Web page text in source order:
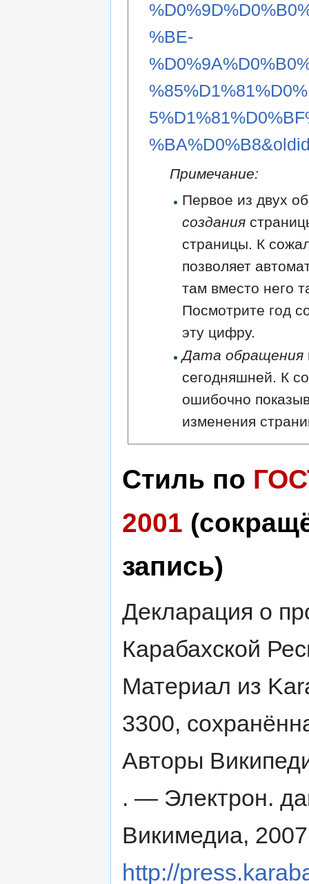
%BE-
Примечание:
Первое из двух
создания
страницы. К
позволяет
там вместо него
Посмотрите год
эту цифру.
Дата обращения
сегодняшней. К
ошибочно
изменения
Стиль по
2001
запись)
Декларация о
Карабахской
Материал из
3300,
Авторы
. — Электрон.
Викимедиа,
http://